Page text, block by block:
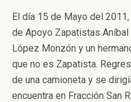
El día 15 de Mayo del
de Apoyo Zapatistas
López Monzón y un
que no es Zapatista.
de una camioneta y se
encuentra en Fracción San